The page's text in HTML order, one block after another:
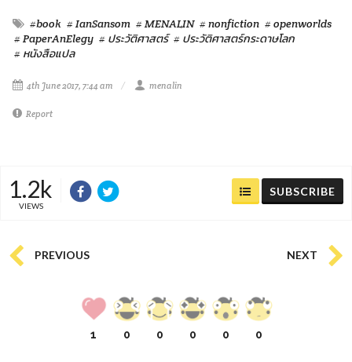
#book # IanSansom # MENALIN # nonfiction # openworlds
# PaperAnElegy # ประวัติศาสตร์ # ประวัติศาสตร์กระดาษโลก
# หนังสือแปล
4th June 2017, 7:44 am menalin
Report
1.2k
VIEWS
SUBSCRIBE
PREVIOUS NEXT
1 0 0 0 0 0